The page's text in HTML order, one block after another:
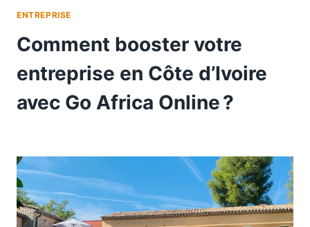
ENTREPRISE
Comment booster votre
entreprise en Côte d’Ivoire
avec Go Africa Online ?